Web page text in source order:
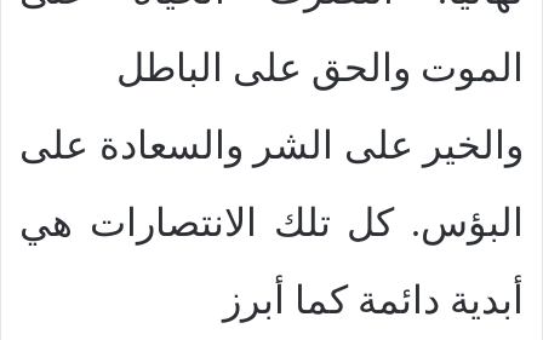
الموت والحق على الباطل
والخير على الشر والسعادة على
البؤس. كل تلك الانتصارات هي
أبدية دائمة كما أبرز